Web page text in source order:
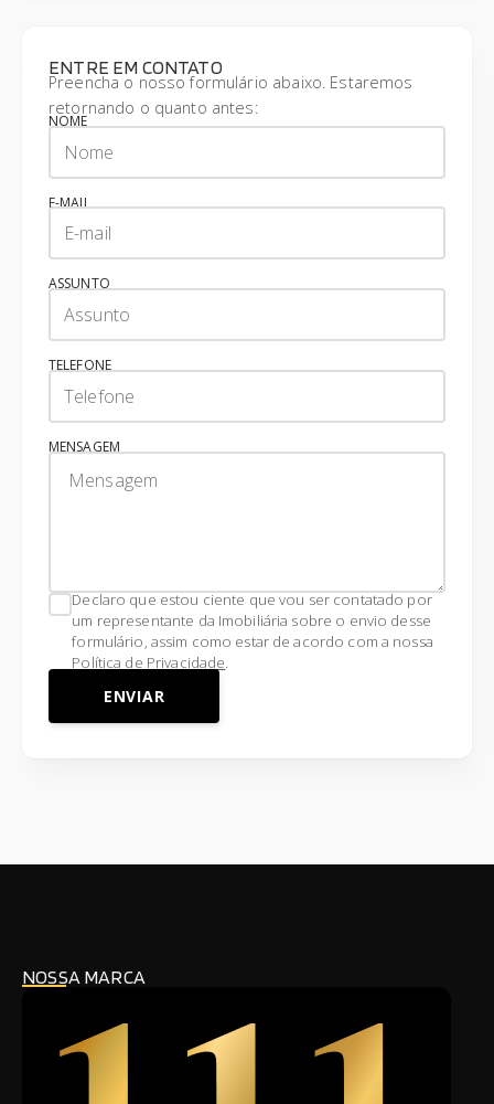
ENTRE EM CONTATO
Preencha o nosso formulário abaixo. Estaremos
retornando o quanto antes:
NOME
E-MAIL
ASSUNTO
TELEFONE
MENSAGEM
Declaro que estou ciente que vou ser contatado por
um representante da Imobiliária sobre o envio desse
formulário, assim como estar de acordo com a nossa
Política de Privacidade.
ENVIAR
NOSSA MARCA